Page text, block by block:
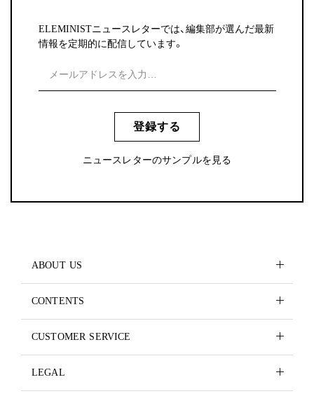
ELEMINISTニュースレターでは、編集部が選んだ最新
情報を定期的に配信しています。
登録する
ニュースレターのサンプルを見る
ABOUT US
CONTENTS
CUSTOMER SERVICE
LEGAL